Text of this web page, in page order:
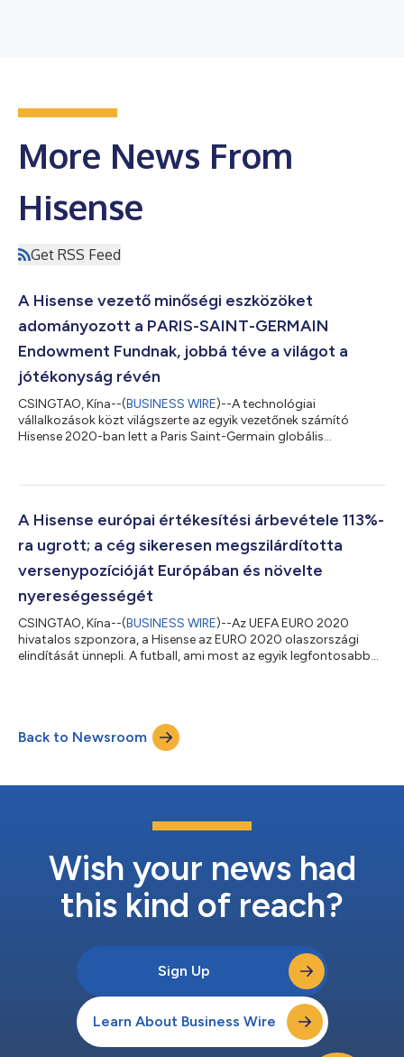
More News From
Hisense
Get RSS Feed
A Hisense vezető minőségi eszközöket
adományozott a PARIS-SAINT-GERMAIN
Endowment Fundnak, jobbá téve a világot a
jótékonyság révén
CSINGTAO, Kína--(BUSINESS WIRE)--A technológiai
vállalkozások közt világszerte az egyik vezetőnek számító
Hisense 2020-ban lett a Paris Saint-Germain globális
támogatást kapott a fogyasztóktól, és erősebb érzelmi
társadalmi felelősségvállalás iránt elkötelezett Hisense most
magasabb szintre emelte az együttműködést: több
csúcstechnoló...
A Hisense európai értékesítési árbevétele 113%-
ra ugrott; a cég sikeresen megszilárdította
versenypozícióját Európában és növelte
nyereségességét
CSINGTAO, Kína--(BUSINESS WIRE)--Az UEFA EURO 2020
hivatalos szponzora, a Hisense az EURO 2020 olaszországi
elindítását ünnepli. A futball, ami most az egyik legfontosabb
Hisense a sportesemények és a technológiai innováció
támogatása révén számos elismerést és dicséretet kapott az
európai fogyasztóktól; a márka ismertsége 6%-ka...
Back to Newsroom
Wish your news had
this kind of reach?
Sign Up
Learn About Business Wire